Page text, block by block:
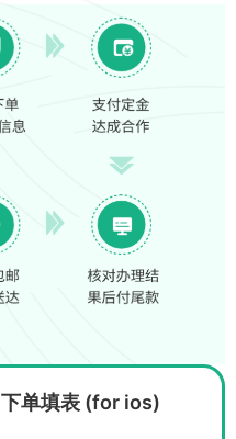
下单填表 (for ios)